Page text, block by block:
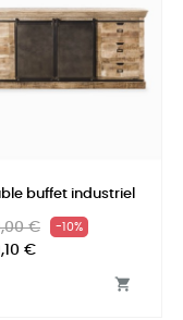
buffet industriel
€ -10%
€
